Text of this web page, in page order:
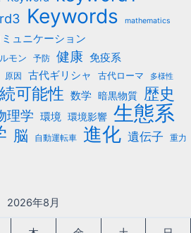
Keywords mathematics
ミュニケーション
モン 予防 健康 免疫系
原因 古代ギリシャ 古代ローマ 多様性
可能性 数学 暗黒物質 歴史
理学 環境 環境影響 生態系
脳 自動運転車 進化 遺伝子 重力
2026年8月